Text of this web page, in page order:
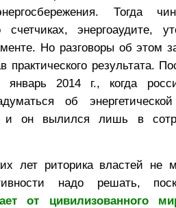
Тогда
счетчиках, энергоаудите,
Но разговоры об этом
практического результата.
2014 г., когда
об
он вылился лишь в
лет риторика властей не
надо решать,
от цивилизованного